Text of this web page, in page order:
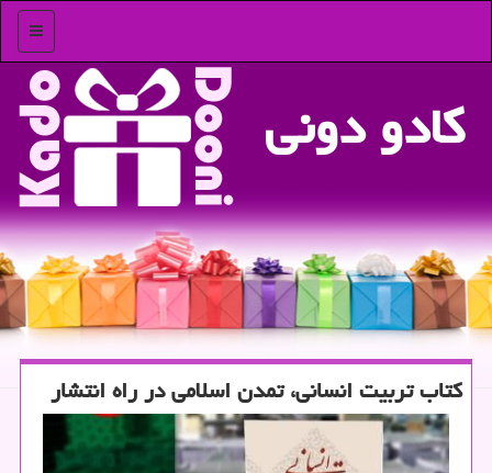
منو
كادو دونی
كتاب تربیت انسانی، تمدن اسلامی در راه انتشار